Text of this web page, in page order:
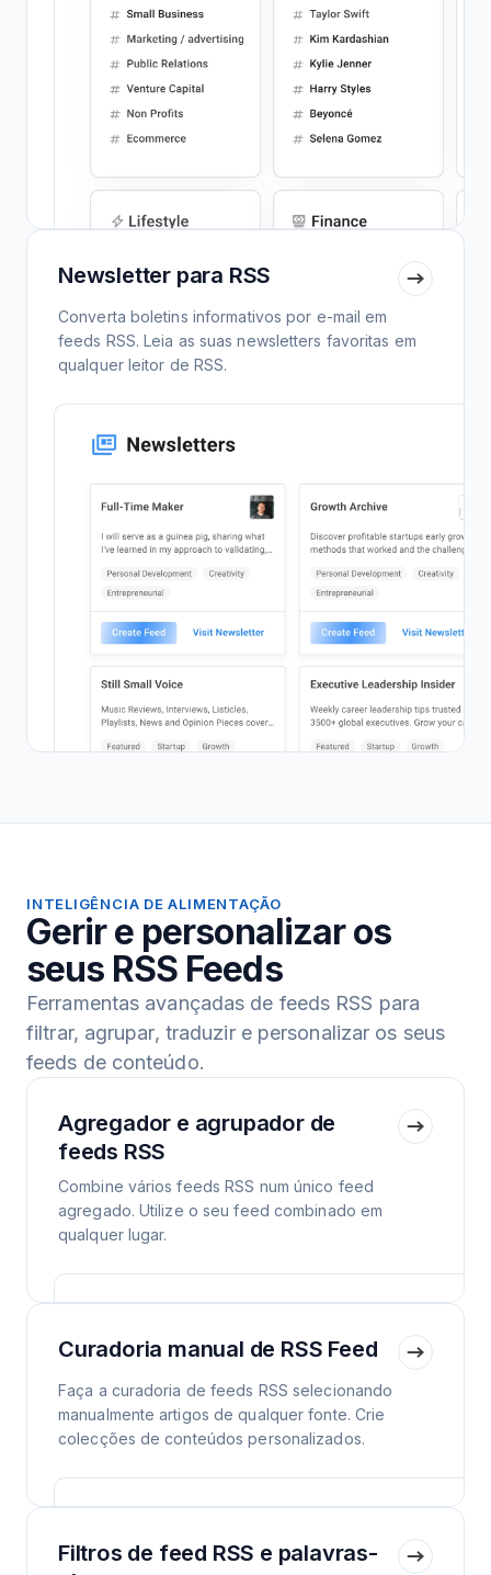
Newsletter para RSS
Converta boletins informativos por e-mail em
feeds RSS. Leia as suas newsletters favoritas em
qualquer leitor de RSS.
INTELIGÊNCIA DE ALIMENTAÇÃO
Gerir e personalizar os
seus RSS Feeds
Ferramentas avançadas de feeds RSS para
filtrar, agrupar, traduzir e personalizar os seus
feeds de conteúdo.
Agregador e agrupador de
feeds RSS
Combine vários feeds RSS num único feed
agregado. Utilize o seu feed combinado em
qualquer lugar.
Curadoria manual de RSS Feed
Faça a curadoria de feeds RSS selecionando
manualmente artigos de qualquer fonte. Crie
colecções de conteúdos personalizados.
Filtros de feed RSS e palavras-